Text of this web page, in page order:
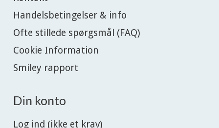
Handelsbetingelser & info
Ofte stillede spørgsmål (FAQ)
Cookie Information
Smiley rapport
Din konto
Log ind (ikke et krav)